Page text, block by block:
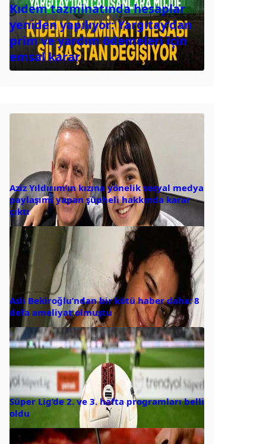
Kıdem tazminatında hesaplar
yeniden yapılıyor: Yargıtay’dan
prim ve yardım ödemeleri için
emsal karar
Aziz Yıldırım’ın kızına yönelik sosyal medya
paylaşımı yapan şüpheli hakkında karar
çıktı
Aslı Bekiroğlu’ndan bir kötü haber daha: 8
defa ameliyat olmuştu
Süper Lig’de 2. ve 3. hafta programları belli
oldu